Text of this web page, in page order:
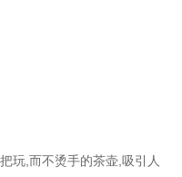
玩,而不烫手的茶壶,吸引人